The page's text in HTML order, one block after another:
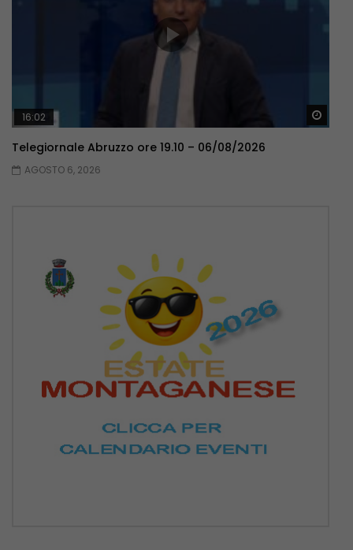
16:02
Telegiornale Abruzzo ore 19.10 – 06/08/2026
AGOSTO 6, 2026